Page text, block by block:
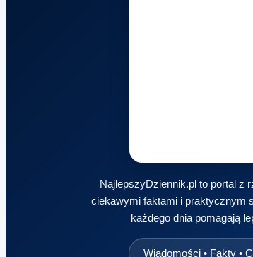
NajlepszyDziennik.pl to portal z
ciekawymi faktami i praktycznym
każdego dnia pomagają
Wiadomości • Fakty •